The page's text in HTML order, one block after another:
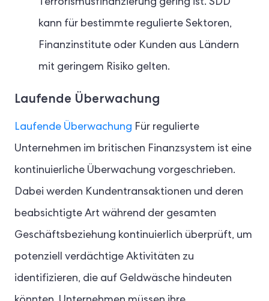
Terrorismusfinanzierung gering ist. SDD
kann für bestimmte regulierte Sektoren,
Finanzinstitute oder Kunden aus Ländern
mit geringem Risiko gelten.
Laufende Überwachung
Laufende Überwachung Für regulierte
Unternehmen im britischen Finanzsystem ist eine
kontinuierliche Überwachung vorgeschrieben.
Dabei werden Kundentransaktionen und deren
beabsichtigte Art während der gesamten
Geschäftsbeziehung kontinuierlich überprüft, um
potenziell verdächtige Aktivitäten zu
identifizieren, die auf Geldwäsche hindeuten